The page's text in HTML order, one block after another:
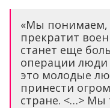
«Мы понимаем,
прекратит
станет еще
операции люди
это молодые
принести
стране. <…> Мы